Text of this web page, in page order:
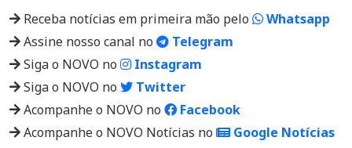
Receba notícias em primeira mão pelo
Whatsapp
Assine nosso canal no
Telegram
Siga o NOVO no
Instagram
Siga o NOVO no
Twitter
Acompanhe o NOVO no
Facebook
Acompanhe o NOVO Notícias no
Google Notícias